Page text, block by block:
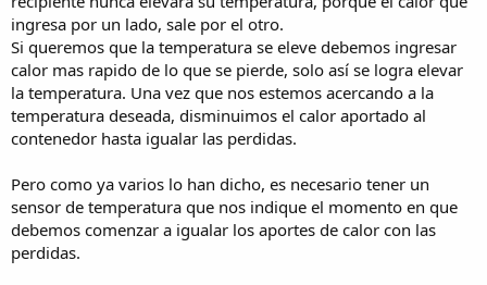
ingresa por un lado, sale por el otro.
Si queremos que la temperatura se eleve debemos ingresar
calor mas rapido de lo que se pierde, solo así se logra elevar
la temperatura. Una vez que nos estemos acercando a la
temperatura deseada, disminuimos el calor aportado al
contenedor hasta igualar las perdidas.
Pero como ya varios lo han dicho, es necesario tener un
sensor de temperatura que nos indique el momento en que
debemos comenzar a igualar los aportes de calor con las
perdidas.